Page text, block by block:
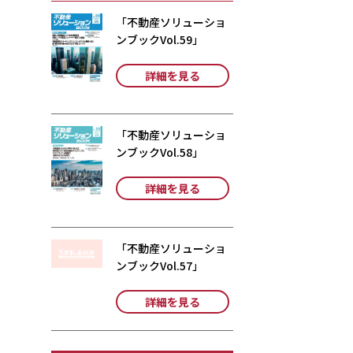
「不動産ソリューショ
ンブックVol.59」
詳細を見る
「不動産ソリューショ
ンブックVol.58」
詳細を見る
「不動産ソリューショ
ンブックVol.57」
詳細を見る